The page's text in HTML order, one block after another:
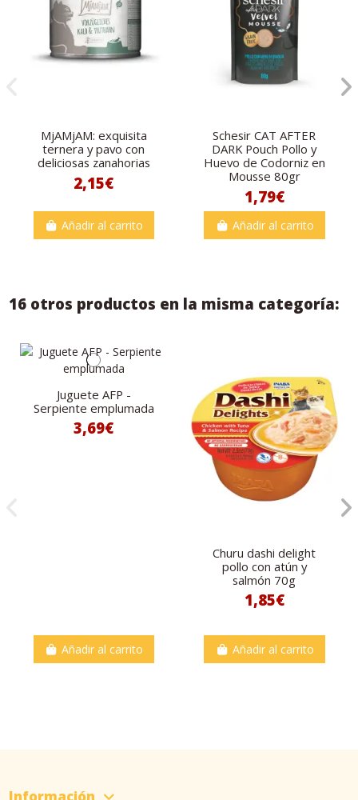
MjAMjAM: exquisita
ternera y pavo con
deliciosas zanahorias
2,15€
Añadir al carrito
Schesir CAT AFTER
DARK Pouch Pollo y
Huevo de Codorniz en
Mousse 80gr
1,79€
Añadir al carrito
16 otros productos en la misma categoría:
Juguete AFP -
Serpiente emplumada
3,69€
Añadir al carrito
Churu dashi delight
pollo con atún y
salmón 70g
1,85€
Añadir al carrito